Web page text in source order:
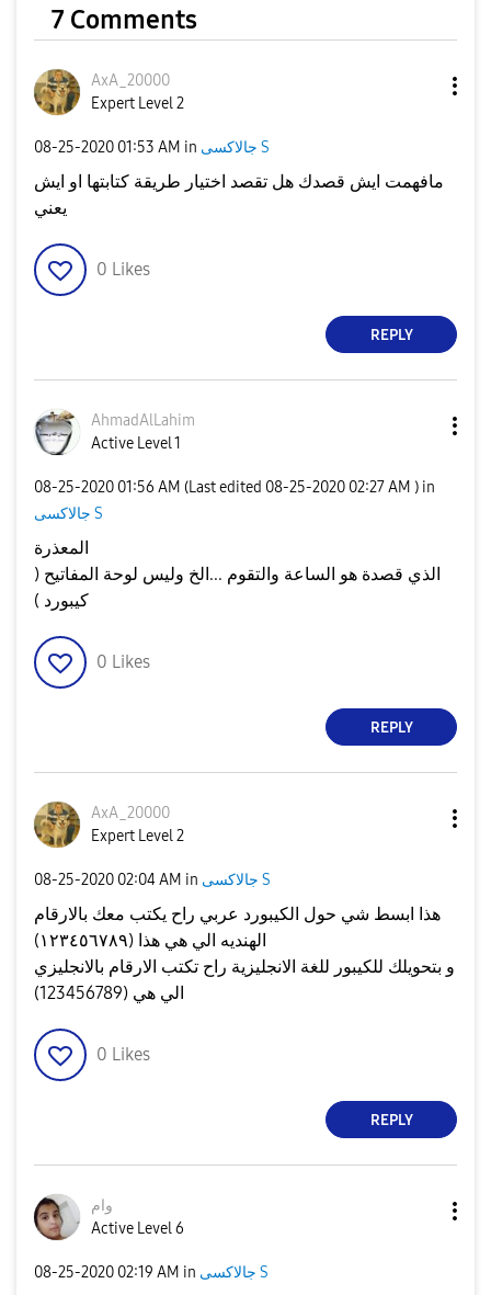
7 Comments
AxA_20000
Expert Level 2
‎08-25-2020 01:53 AM in جالاكسى S
مافهمت ايش قصدك هل تقصد اختيار طريقة كتابتها او ايش
يعني
0 Likes
REPLY
AhmadAlLahim
Active Level 1
‎08-25-2020 01:56 AM (Last edited ‎08-25-2020 02:27 AM ) in
جالاكسى S
المعذرة
الذي قصدة هو الساعة والتقوم ...الخ وليس لوحة المفاتيح (
كيبورد )
0 Likes
REPLY
AxA_20000
Expert Level 2
‎08-25-2020 02:04 AM in جالاكسى S
هذا ابسط شي حول الكيبورد عربي راح يكتب معك بالارقام
الهنديه الي هي هذا (١٢٣٤٥٦٧٨٩)
و بتحويلك للكيبور للغة الانجليزية راح تكتب الارقام بالانجليزي
الي هي (123456789)
0 Likes
REPLY
وام
Active Level 6
‎08-25-2020 02:19 AM in جالاكسى S